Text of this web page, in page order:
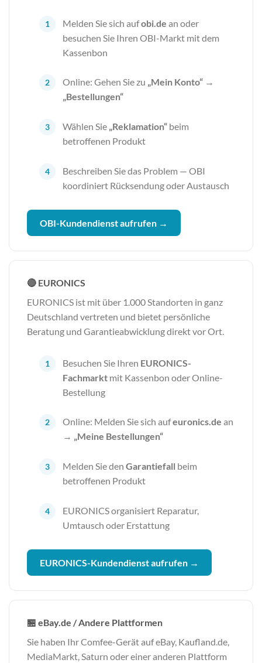
Melden Sie sich aufobi.de an oder
besuchen Sie Ihren OBI-Markt mit dem
Kassenbon
Online: Gehen Sie zu „Mein Konto“ →
„Bestellungen“
Wählen Sie „Reklamation“beim
betroffenen Produkt
Beschreiben Sie das Problem — OBI
koordiniert Rücksendung oder Austausch
OBI-Kundendienst aufrufen →
🔴 EURONICS
EURONICS ist mit über 1.000 Standorten in ganz
Deutschland vertreten und bietet persönliche
Beratung und Garantieabwicklung direkt vor Ort.
Besuchen Sie Ihren EURONICS-
Fachmarktmit Kassenbon oder Online-
Bestellung
Online: Melden Sie sich aufeuronics.de an
→ „Meine Bestellungen“
Melden Sie den Garantiefall beim
betroffenen Produkt
EURONICS organisiert Reparatur,
Umtausch oder Erstattung
EURONICS-Kundendienst aufrufen →
🏪 eBay.de / Andere Plattformen
Sie haben Ihr Comfee-Gerät auf eBay, Kaufland.de,
MediaMarkt, Saturn oder einer anderen Plattform